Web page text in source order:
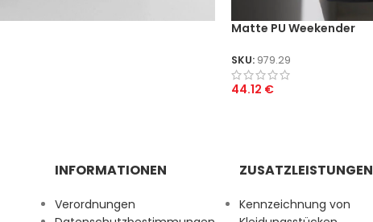
Matte PU Weekender
SKU: 979.29
44.12 €
INFORMATIONEN
Verordnungen
ZUSATZLEISTUNGEN
Kennzeichnung von